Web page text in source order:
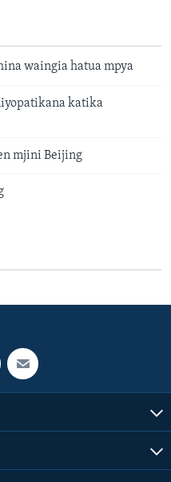
waingia hatua mpya
katika
mjini Beijing